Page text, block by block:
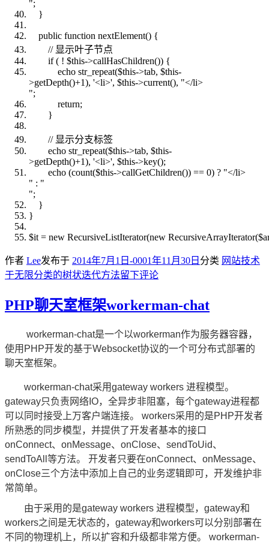
";
}
public function nextElement() {
// 显示叶子节点
if( ! $this->callHasChildren()) {
echo str_repeat($this->tab, $this-
>getDepth()+1), '<li>', $this->current(), "</li>
";
return;
}
// 显示分支标签
echo str_repeat($this->tab, $this-
>getDepth()+1), '<li>', $this->key();
echo (count($this->callGetChildren()) == 0) ? "</li>
" : "
";
}
}
$it = new RecursiveListIterator(new RecursiveArrayIterator(
作者 Lee发布于 2014年7月1日 -0001年11月30日 分类 网站技术
于无限分类的树状迭代方法留下评论
PHP聊天室框架workerman-chat
workerman-chat是一个以workerman作为服务器容器，
使用PHP开发的基于Websocket协议的一个可分布式部署的
聊天室框架。
workerman-chat采用gateway workers 进程模型。
gateway只负责网络IO，全异步非阻塞，每个gateway进程都
可以同时接受上万客户端连接。 workers采用的是PHP开发者
所熟悉的同步模型，并提供了开发者基本的接口
onConnect、onMessage、onClose、sendToUid、
sendToAll等方法。 开发者只要在onConnect、onMessage、
onClose三个方法中添加上自己的业务逻辑即可，开发维护非
常简单。
由于采用的是gateway workers 进程模型，gateway和
workers之间是无状态的，gateway和workers可以分别部署在
不同的物理机上，所以扩容和升级都非常方便。 workerman-